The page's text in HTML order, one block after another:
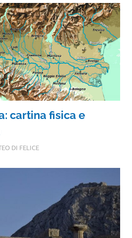
cartina fisica e
DI FELICE